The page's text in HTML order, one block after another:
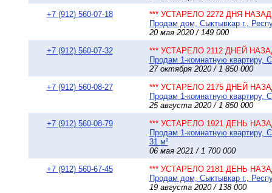
+7 (912) 560-07-18
*** УСТАРЕЛО 2272 ДНЯ НАЗАД
Продам дом, Сыктывкар г.,
20 мая 2020 / 149 000
+7 (912) 560-07-32
*** УСТАРЕЛО 2112 ДНЕЙ
Продам 1-комнатную квартиру,
27 октября 2020 / 1 850 000
+7 (912) 560-08-27
*** УСТАРЕЛО 2175 ДНЕЙ
Продам 1-комнатную квартиру,
25 августа 2020 / 1 850 000
+7 (912) 560-08-79
*** УСТАРЕЛО 1921 ДЕНЬ
Продам 1-комнатную квартиру,
31 м²
06 мая 2021 / 1 700 000
+7 (912) 560-67-45
*** УСТАРЕЛО 2181 ДЕНЬ
Продам дом, Сыктывкар г.,
19 августа 2020 / 138 000